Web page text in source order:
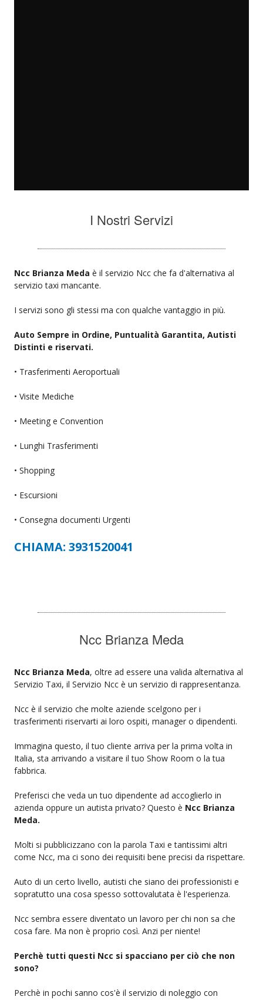
I Nostri Servizi
Ncc Brianza Meda è il servizio Ncc che fa d'alternativa al
servizio taxi mancante.
I servizi sono gli stessi ma con qualche vantaggio in più.
Auto Sempre in Ordine, Puntualità Garantita, Autisti
Distinti e riservati.
• Trasferimenti Aeroportuali
• Visite Mediche
• Meeting e Convention
• Lunghi Trasferimenti
• Shopping
• Escursioni
• Consegna documenti Urgenti
CHIAMA: 3931520041
Ncc Brianza Meda
Ncc Brianza Meda, oltre ad essere una valida alternativa al
Servizio Taxi, il Servizio Ncc è un servizio di rappresentanza.
Ncc è il servizio che molte aziende scelgono per i
trasferimenti riservarti ai loro ospiti, manager o dipendenti.
Immagina questo, il tuo cliente arriva per la prima volta in
Italia, sta arrivando a visitare il tuo Show Room o la tua
fabbrica.
Preferisci che veda un tuo dipendente ad accoglierlo in
azienda oppure un autista privato? Questo è Ncc Brianza
Meda.
Molti si pubblicizzano con la parola Taxi e tantissimi altri
come Ncc, ma ci sono dei requisiti bene precisi da rispettare.
Auto di un certo livello, autisti che siano dei professionisti e
sopratutto una cosa spesso sottovalutata è l'esperienza.
Ncc sembra essere diventato un lavoro per chi non sa che
cosa fare. Ma non è proprio così. Anzi per niente!
Perchè tutti questi Ncc si spacciano per ciò che non
sono?
Perchè in pochi sanno cos'è il servizio di noleggio con